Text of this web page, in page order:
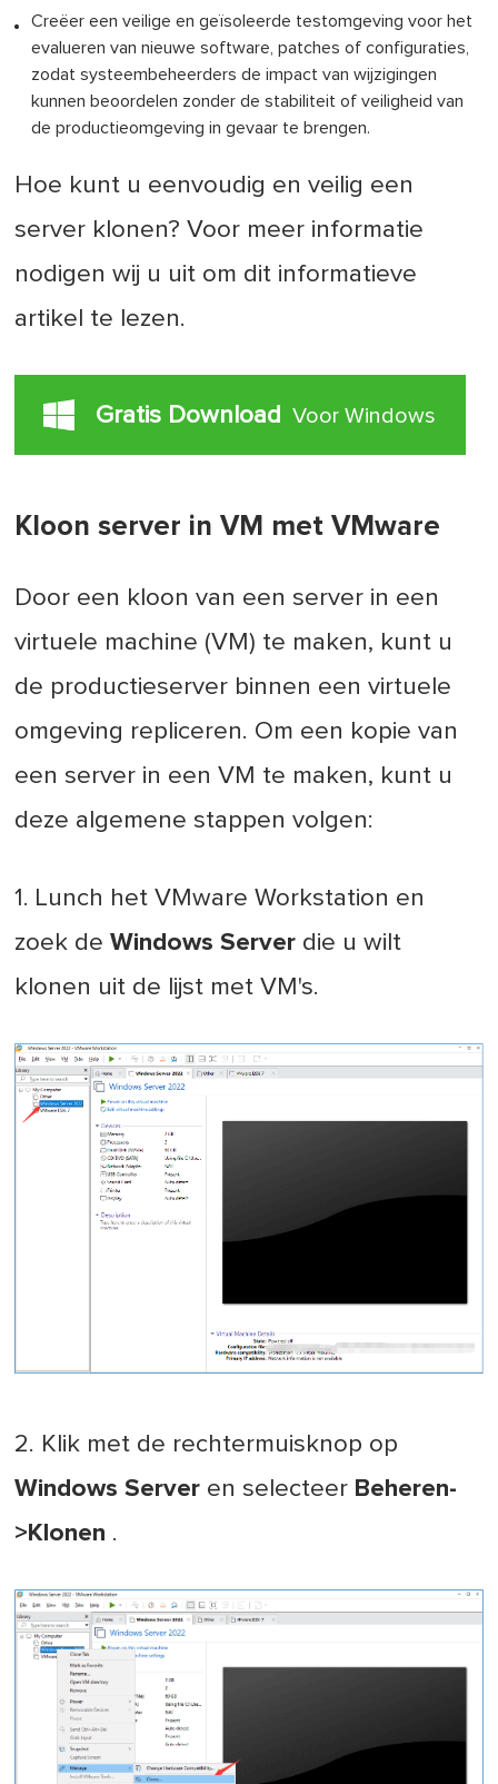
Creëer een veilige en geïsoleerde testomgeving voor het
evalueren van nieuwe software, patches of configuraties,
zodat systeembeheerders de impact van wijzigingen
kunnen beoordelen zonder de stabiliteit of veiligheid van
de productieomgeving in gevaar te brengen.
Hoe kunt u eenvoudig en veilig een
server klonen? Voor meer informatie
nodigen wij u uit om dit informatieve
artikel te lezen.
Gratis Download Voor Windows
Kloon server in VM met VMware
Door een kloon van een server in een
virtuele machine (VM) te maken, kunt u
de productieserver binnen een virtuele
omgeving repliceren. Om een kopie van
een server in een VM te maken, kunt u
deze algemene stappen volgen:
1. Lunch het VMware Workstation en
zoek deWindows Server die u wilt
klonen uit de lijst met VM's.
2. Klik met de rechtermuisknop op
Windows Server en selecteer Beheren-
>Klonen .